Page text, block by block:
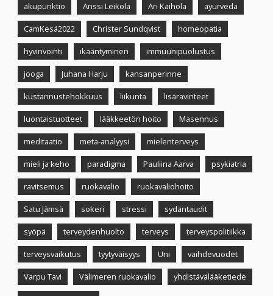
akupunktio Anssi Leikola Ari Kaihola ayurveda
CamKesä2022 Christer Sundqvist homeopatia
hyvinvointi ikääntyminen immuunipuolustus
jooga Juhana Harju kansanperinne
kustannustehokkuus liikunta lisäravinteet
luontaistuotteet lääkkeetön hoito Masennus
meditaatio meta-analyysi mielenterveys
mieli ja keho paradigma Pauliina Aarva psykiatria
ravitsemus ruokavalio ruokavaliohoito
Satu Jämsä sokeri stressi sydäntaudit
syöpä terveydenhuolto terveys terveyspolitiikka
terveysvaikutus tyytyväisyys Uni vaihdevuodet
Varpu Tavi Välimeren ruokavalio yhdistävälääketiede